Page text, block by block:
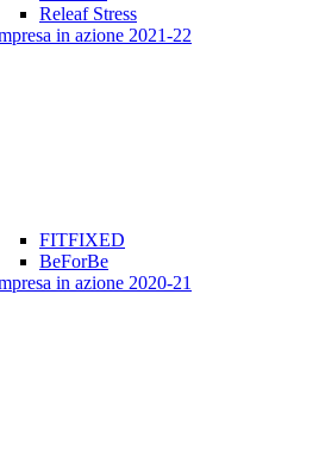
Releaf Stress
in azione 2021-22
FITFIXED
BeForBe
in azione 2020-21